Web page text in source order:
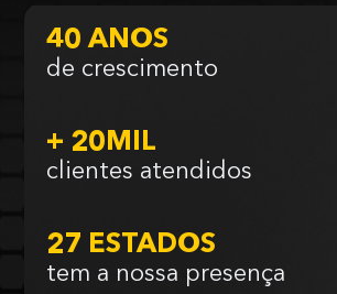
40 ANOS
de crescimento
+ 20MIL
clientes atendidos
27 ESTADOS
tem a nossa presença